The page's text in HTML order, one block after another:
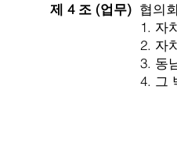
제 4 조 (업무) 협의
1. 자치분권과
2. 자치분권과
3. 동남권발전
4. 그 밖에 협의